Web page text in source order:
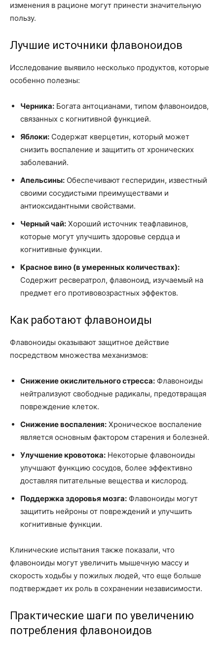
изменения в рационе могут принести значительную
пользу.
Лучшие источники флавоноидов
Исследование выявило несколько продуктов, которые
особенно полезны:
Черника: Богата антоцианами, типом флавоноидов,
связанных с когнитивной функцией.
Яблоки: Содержат кверцетин, который может
снизить воспаление и защитить от хронических
заболеваний.
Апельсины: Обеспечивают гесперидин, известный
своими сосудистыми преимуществами и
антиоксидантными свойствами.
Черный чай: Хороший источник теафлавинов,
которые могут улучшить здоровье сердца и
когнитивные функции.
Красное вино (в умеренных количествах):
Содержит ресвератрол, флавоноид, изучаемый на
предмет его противовозрастных эффектов.
Как работают флавоноиды
Флавоноиды оказывают защитное действие
посредством множества механизмов:
Снижение окислительного стресса: Флавоноиды
нейтрализуют свободные радикалы, предотвращая
повреждение клеток.
Снижение воспаления: Хроническое воспаление
является основным фактором старения и болезней.
Улучшение кровотока: Некоторые флавоноиды
улучшают функцию сосудов, более эффективно
доставляя питательные вещества и кислород.
Поддержка здоровья мозга: Флавоноиды могут
защитить нейроны от повреждений и улучшить
когнитивные функции.
Клинические испытания также показали, что
флавоноиды могут увеличить мышечную массу и
скорость ходьбы у пожилых людей, что еще больше
подтверждает их роль в сохранении независимости.
Практические шаги по увеличению
потребления флавоноидов